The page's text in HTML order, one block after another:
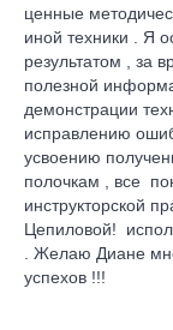
ценные
иной техники . Я
результатом , за
полезной
демонстрации
исправлению
усвоению
полочкам , все
инструкторской
Цепиловой!
. Желаю Диане
успехов !!!